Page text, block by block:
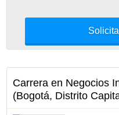
Carrera en Negocios
(Bogotá, Distrito